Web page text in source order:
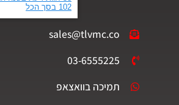
sales@tlvmc.co
03-6555225
תמיכה בוואצאפ